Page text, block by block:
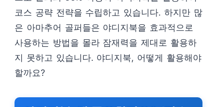
코스 공략 전략을 수립하고 있습니다. 하지만 많
은 아마추어 골퍼들은 야디지북을 효과적으로
사용하는 방법을 몰라 잠재력을 제대로 활용하
지 못하고 있습니다. 야디지북, 어떻게 활용해야
할까요?